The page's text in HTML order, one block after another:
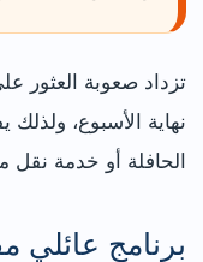
تزداد صعوبة العثور
نهاية الأسبوع،
الحافلة أو خدمة
برنامج